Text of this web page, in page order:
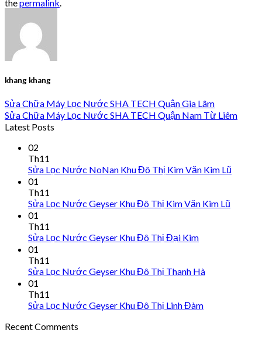
thepermalink
khang khang
Sửa Chữa Máy Lọc Nước SHA TECH Quận Gia Lâm
Sửa Chữa Máy Lọc Nước SHA TECH Quận Nam Từ Liêm
Latest Posts
02
Th11
Sửa Lọc Nước NoNan Khu Đô Thị Kim Văn Kim Lũ
01
Th11
Sửa Lọc Nước Geyser Khu Đô Thị Kim Văn Kim Lũ
01
Th11
Sửa Lọc Nước Geyser Khu Đô Thị Đại Kim
01
Th11
Sửa Lọc Nước Geyser Khu Đô Thị Thanh Hà
01
Th11
Sửa Lọc Nước Geyser Khu Đô Thị Linh Đàm
Recent Comments